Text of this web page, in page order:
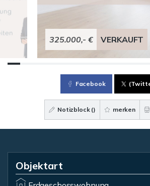
325.000,- € VERKAUFT
Facebook
Notizblock () merken
Objektart